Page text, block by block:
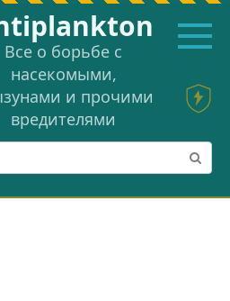
Все о борьбе с
насекомыми,
и прочими
вредителями